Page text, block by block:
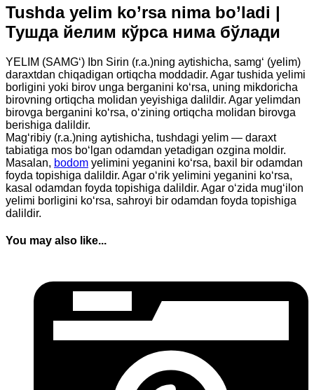
Tushda yelim ko’rsa nima bo’ladi |
Тушда йелим кўрса нима бўлади
YELIM (SAMG‘) Ibn Sirin (r.a.)ning aytishicha, samg‘ (yelim)
daraxtdan chiqadigan ortiqcha moddadir. Agar tushida yelimi
borligini yoki birov unga berganini ko‘rsa, uning mikdoricha
birovning ortiqcha molidan yeyishiga dalildir. Agar yelimdan
birovga berganini ko‘rsa, o‘zining ortiqcha molidan birovga
berishiga dalildir.
Mag‘ribiy (r.a.)ning aytishicha, tushdagi yelim — daraxt
tabiatiga mos bo‘lgan odamdan yetadigan ozgina moldir.
Masalan, bodom yelimini yeganini ko‘rsa, baxil bir odamdan
foyda topishiga dalildir. Agar o‘rik yelimini yeganini ko‘rsa,
kasal odamdan foyda topishiga dalildir. Agar o‘zida mug‘ilon
yelimi borligini ko‘rsa, sahroyi bir odamdan foyda topishiga
dalildir.
You may also like...